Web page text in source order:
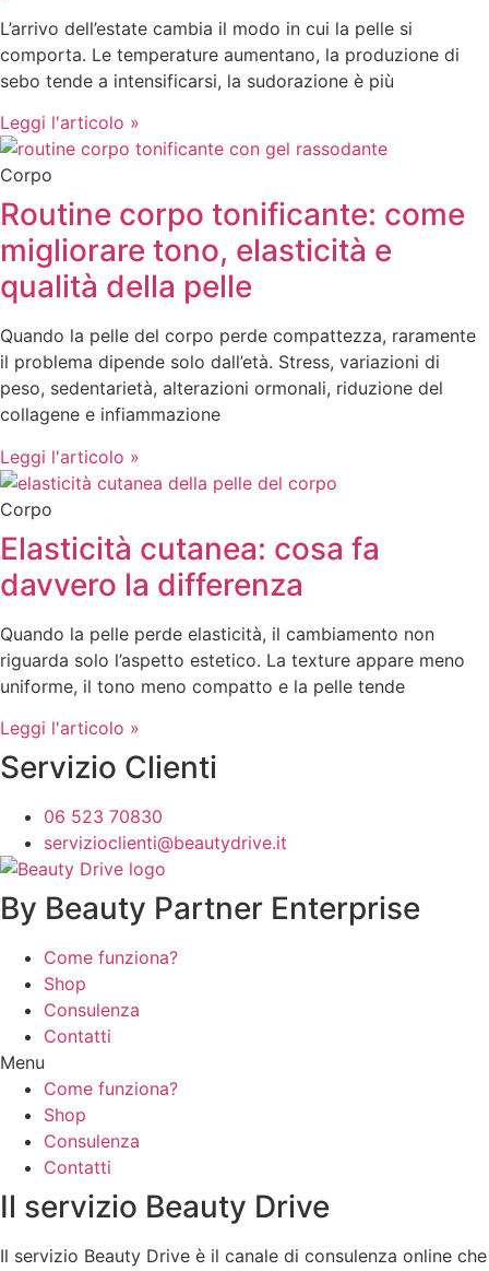
L’arrivo dell’estate cambia il modo in cui la pelle si
comporta. Le temperature aumentano, la produzione di
sebo tende a intensificarsi, la sudorazione è più
Leggi l'articolo »
Corpo
Routine corpo tonificante: come
migliorare tono, elasticità e
qualità della pelle
Quando la pelle del corpo perde compattezza, raramente
il problema dipende solo dall’età. Stress, variazioni di
peso, sedentarietà, alterazioni ormonali, riduzione del
collagene e infiammazione
Leggi l'articolo »
Corpo
Elasticità cutanea: cosa fa
davvero la differenza
Quando la pelle perde elasticità, il cambiamento non
riguarda solo l’aspetto estetico. La texture appare meno
uniforme, il tono meno compatto e la pelle tende
Leggi l'articolo »
Servizio Clienti
06 523 70830
servizioclienti@beautydrive.it
By Beauty Partner Enterprise
Come funziona?
Shop
Consulenza
Contatti
Menu
Come funziona?
Shop
Consulenza
Contatti
Il servizio Beauty Drive
Il servizio Beauty Drive è il canale di consulenza online che